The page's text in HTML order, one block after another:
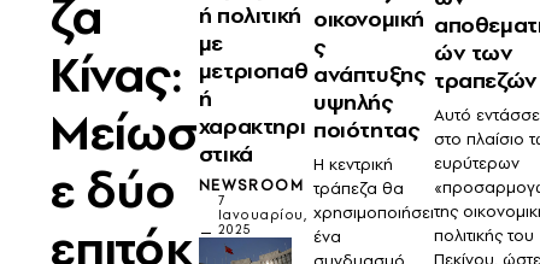
ζα
Κίνας:
Μείωσ
ε δύο
επιτόκ
ή πολιτική
με
μετριοπαθ
ή
χαρακτηρι
στικά
NEWSROOM
7
Ιανουαρίου,
2025
οικονομική
ς
ανάπτυξης
υψηλής
ποιότητας
Η κεντρική
τράπεζα θα
χρησιμοποιήσει
ένα
ών των
τραπεζών
Αυτό
στο πλαίσιο
ευρύτερων
της
πολιτικής του